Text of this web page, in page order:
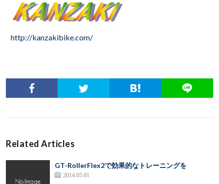
http://kanzakibike.com/
Related Articles
GT-RollerFlex2で効果的なトレーニングを
2014.05.01